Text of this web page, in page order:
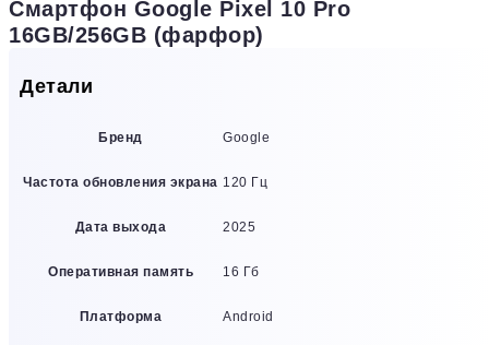
Смартфон Google Pixel 10 Pro
16GB/256GB (фарфор)
Детали
Бренд Google
Частота обновления экрана 120 Гц
Дата выхода 2025
Оперативная память 16 Гб
Платформа Android